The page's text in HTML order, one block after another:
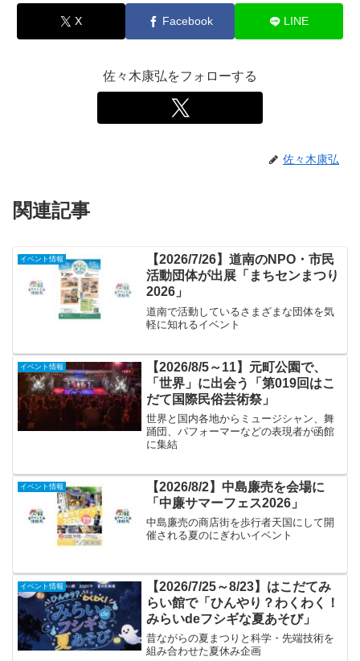
X Facebook LINE
佐々木康弘をフォローする
佐々木康弘
関連記事
イベント情報
【2026/7/26】道南のNPO・市民
活動団体が出展「まちセンまつり
2026」
道南で活動しているさまざまな団体を気
軽に知れるイベント
イベント情報
【2026/8/5～11】元町公園で、
「世界」に出会う「第019回はこ
だて国際民俗芸術祭」
世界と国内各地からミュージシャン、舞
踊団、パフォーマーなどの表現者が函館
に集結
イベント情報
【2026/8/2】中島廉売を会場に
「中廉サマーフェス2026」
中島廉売の商店街を歩行者天国にして開
催される夏のにぎわいイベント
イベント情報
【2026/7/25～8/23】はこだてみ
らい館で「ひんやり？わくわく！
みらいdeフシギな夏あそび」
昔ながらの夏まつりと科学・先端技術を
組み合わせた夏休み企画